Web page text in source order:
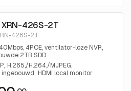
XRN-426S-2T
426S-2T
4POE, ventilator-loze NVR,
2TB SDD
H.265,/H.264,/MJPEG
ingebouwd HDMI local monitor